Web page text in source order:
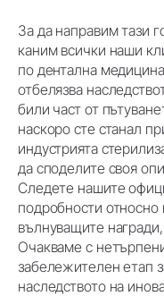
За да направим тази
каним всички наши
по дентална
отбелязва
били част от
наскоро сте станал
индустрията
да споделите своя
Следете нашите
подробности относно
вълнуващите
Очакваме с
забележителен етап
наследството на